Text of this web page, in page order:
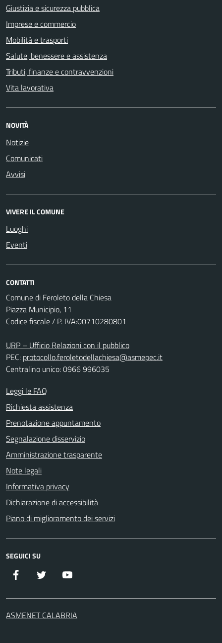
Giustizia e sicurezza pubblica
Imprese e commercio
Mobilità e trasporti
Salute, benessere e assistenza
Tributi, finanze e contravvenzioni
Vita lavorativa
NOVITÀ
Notizie
Comunicati
Avvisi
VIVERE IL COMUNE
Luoghi
Eventi
CONTATTI
Comune di Feroleto della Chiesa
Piazza Municipio, 11
Codice fiscale / P. IVA:00710280801
URP – Ufficio Relazioni con il pubblico
PEC: protocollo.feroletodellachiesa@asmepec.it
Centralino unico: 0966 996035
Leggi le FAQ
Richiesta assistenza
Prenotazione appuntamento
Segnalazione disservizio
Amministrazione trasparente
Note legali
Informativa privacy
Dichiarazione di accessibilità
Piano di miglioramento dei servizi
SEGUICI SU
Facebook Twitter
ASMENET CALABRIA